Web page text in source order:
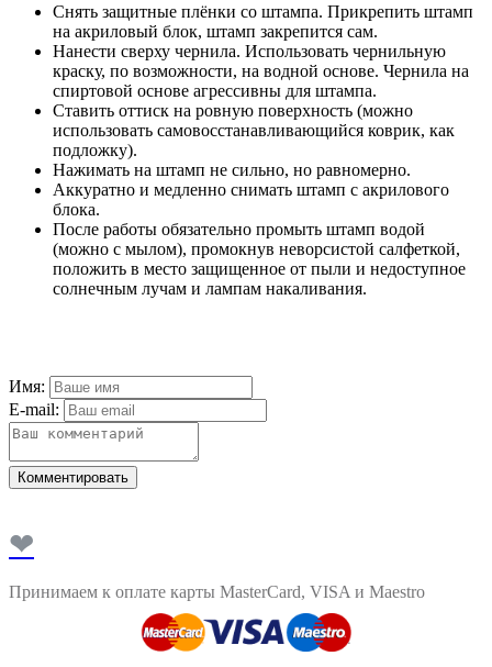
Снять защитные плёнки со штампа. Прикрепить штамп
на акриловый блок, штамп закрепится сам.
Нанести сверху чернила. Использовать чернильную
краску, по возможности, на водной основе. Чернила на
спиртовой основе агрессивны для штампа.
Ставить оттиск на ровную поверхность (можно
использовать самовосстанавливающийся коврик, как
подложку).
Нажимать на штамп не сильно, но равномерно.
Аккуратно и медленно снимать штамп с акрилового
блока.
После работы обязательно промыть штамп водой
(можно с мылом), промокнув неворсистой салфеткой,
положить в место защищенное от пыли и недоступное
солнечным лучам и лампам накаливания.
Имя:
E-mail:
Комментировать
❤
Принимаем к оплате карты MasterCard, VISA и Maestro